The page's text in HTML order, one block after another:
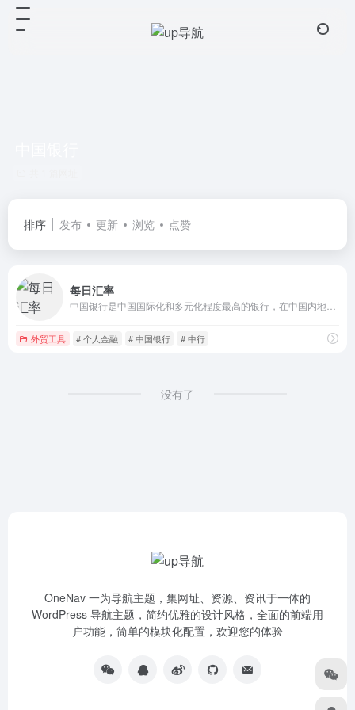
排序 发布 更新 浏览 点赞
每日汇率
外贸工具 # 个人金融 # 中国银行 # 中行
没有了
OneNav 一为导航主题，集网址、资源、资讯于一体的
WordPress 导航主题，简约优雅的设计风格，全面的前端用
户功能，简单的模块化配置，欢迎您的体验